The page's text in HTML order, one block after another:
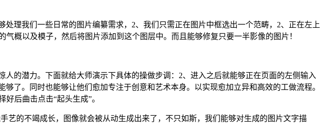
我们一些日常的图片编纂需求，2、我们只需正在图片中框选出一个范畴，2、正在左上
概以及模子，然后将图片添加到这个图层中。而且能够修复只要一半影像的图片！
潜力。下面就给大师演示下具体的操做步调：2、进入之后就能够正在页面的左侧输入
了。同时也能够让他们愈加专注于创意和艺术本身。以实现愈加立异和高效的工做流程。
后曲击点击“起头生成”。
的不竭成长，图像就会被从动生成出来了，不只如斯，我们能够对生成的图片文字描